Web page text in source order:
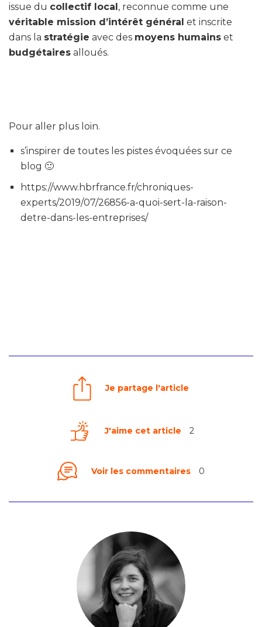
issue du collectif local, reconnue comme une
véritable mission d’intérêt général et inscrite
dans la stratégie avec des moyens humains et
budgétaires alloués.
Pour aller plus loin.
s’inspirer de toutes les pistes évoquées sur ce
blog 🙂
https://www.hbrfrance.fr/chroniques-
experts/2019/07/26856-a-quoi-sert-la-raison-
detre-dans-les-entreprises/
Je partage l'article
J'aime cet article 2
Voir les commentaires 0